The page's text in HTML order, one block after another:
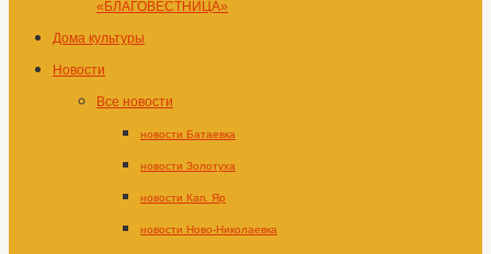
«БЛАГОВЕСТНИЦА»
Дома культуры
Новости
Все новости
новости Батаевка
новости Золотуха
новости Кап. Яр
новости Ново-Николаевка